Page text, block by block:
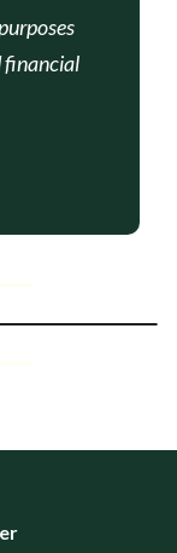
financial